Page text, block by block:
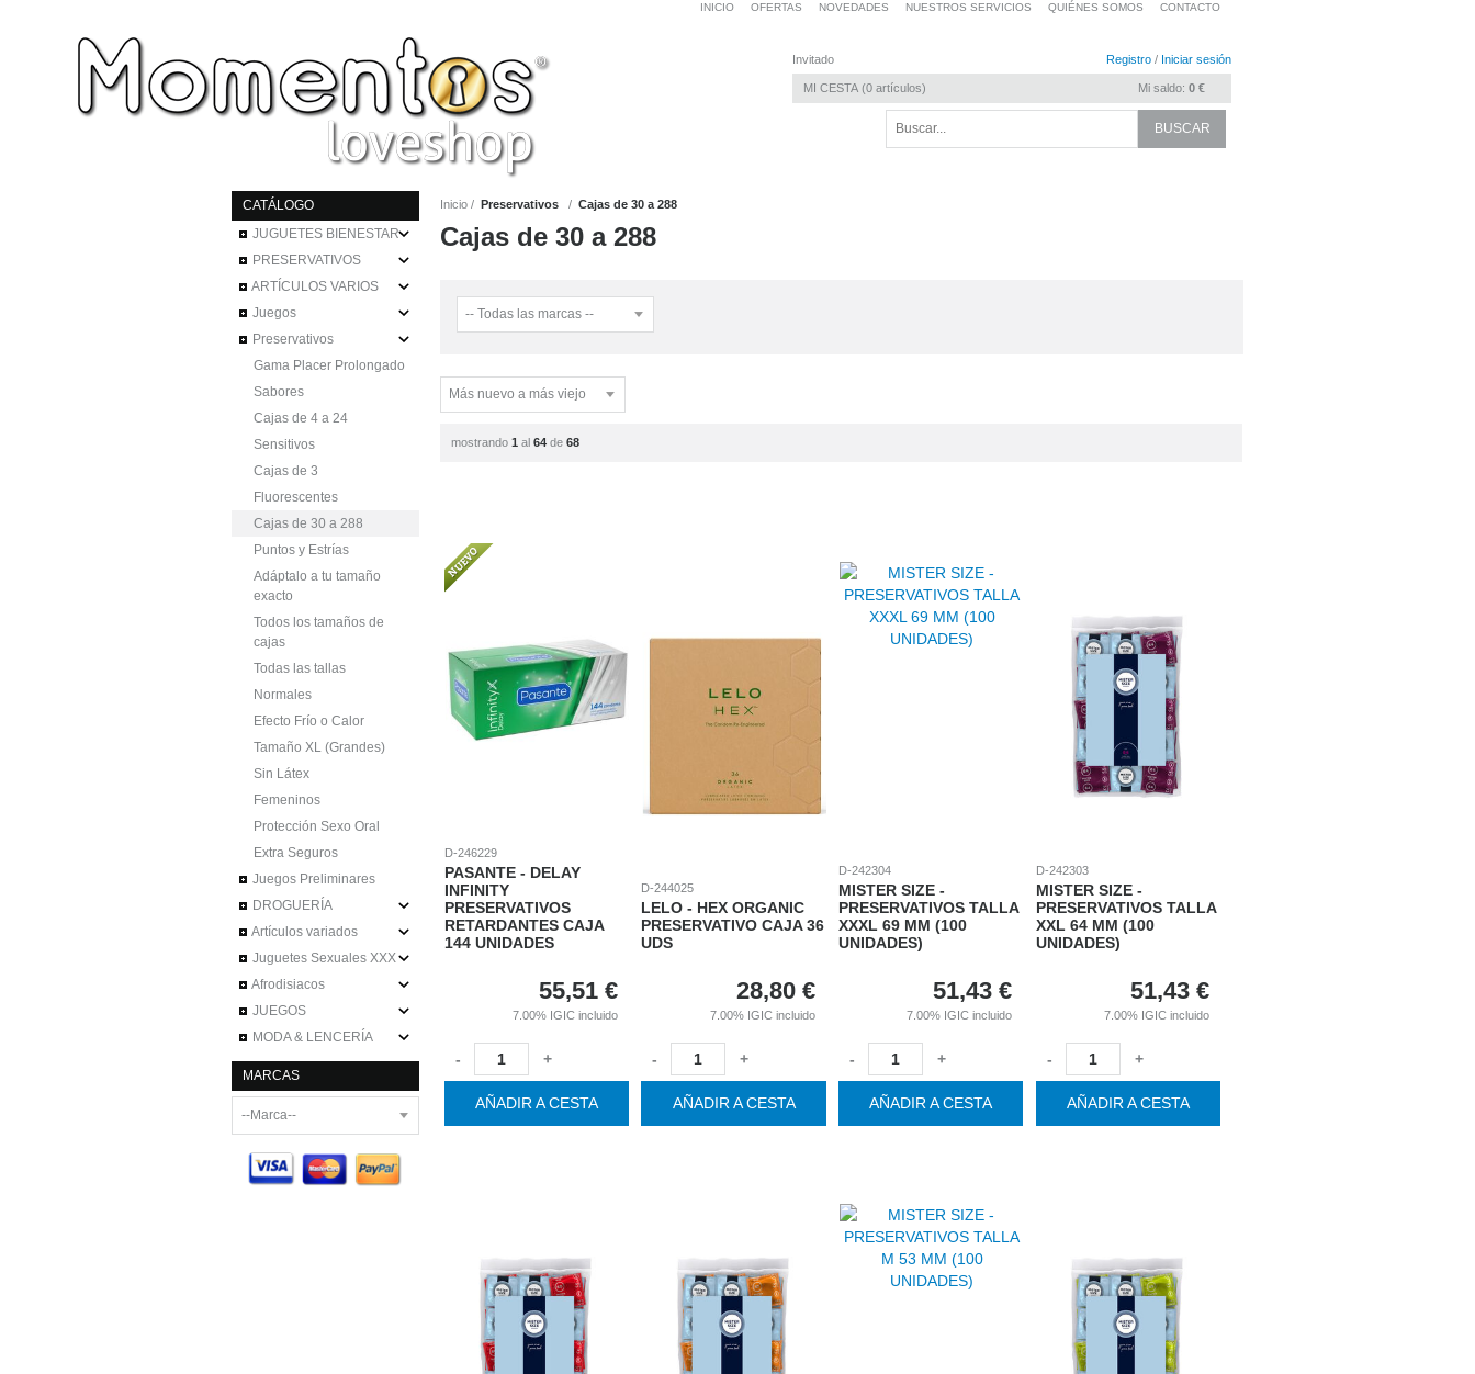
Invitado Registro / Iniciar sesión
MI CESTA 0 artículos Mi saldo: 0 €
INICIO OFERTAS NOVEDADES NUESTROS SERVICIOS QUIÉNES SOMOS CONTACTO
CATÁLOGO
JUGUETES BIENESTAR
PRESERVATIVOS
ARTÍCULOS VARIOS
Juegos
Preservativos
Gama Placer Prolongado
Sabores
Cajas de 4 a 24
Sensitivos
Cajas de 3
Fluorescentes
Cajas de 30 a 288
Puntos y Estrías
Adáptalo a tu tamaño
exacto
Todos los tamaños de
cajas
Todas las tallas
Normales
Efecto Frío o Calor
Tamaño XL (Grandes)
Sin Látex
Femeninos
Protección Sexo Oral
Extra Seguros
Juegos Preliminares
DROGUERÍA
Artículos variados
Juguetes Sexuales XXX
Afrodisiacos
JUEGOS
MODA & LENCERÍA
MARCAS
Inicio Preservativos Cajas de 30 a 288
Cajas de 30 a 288
mostrando1 al64 de 68
D-246229
PASANTE - DELAY
INFINITY
PRESERVATIVOS
RETARDANTES CAJA
144 UNIDADES
55,51 €
7.00% IGIC incluido
- +
AÑADIR A CESTA
D-244025
LELO - HEX ORGANIC
PRESERVATIVO CAJA 36
UDS
28,80 €
7.00% IGIC incluido
- +
AÑADIR A CESTA
D-242304
MISTER SIZE -
PRESERVATIVOS TALLA
XXXL 69 MM (100
UNIDADES)
51,43 €
7.00% IGIC incluido
- +
AÑADIR A CESTA
D-242303
MISTER SIZE -
PRESERVATIVOS TALLA
XXL 64 MM (100
UNIDADES)
51,43 €
7.00% IGIC incluido
- +
AÑADIR A CESTA